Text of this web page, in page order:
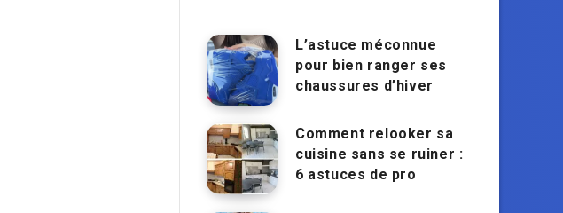
L’astuce méconnue
pour bien ranger ses
chaussures d’hiver
Comment relooker sa
cuisine sans se ruiner :
6 astuces de pro